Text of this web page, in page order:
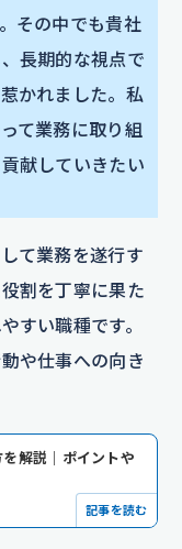
その中でも貴社
長期的な視点で
かれました。私
て業務に取り組
献していきたい
て業務を遂行す
割を丁寧に果た
すい職種です。
や仕事への向き
解説｜ポイントや
記事を読む